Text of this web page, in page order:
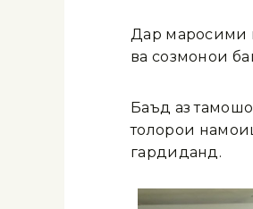
Дар маросими
ва созмонҳои
Баъд аз
толорҳои
гардиданд.